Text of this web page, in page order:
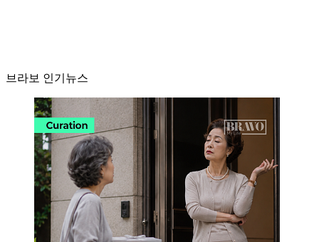
브라보 인기뉴스